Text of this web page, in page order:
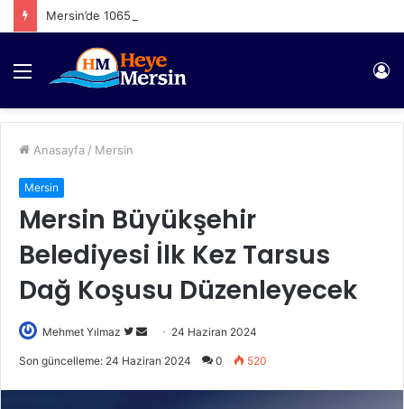
Mersin’de 1065 Şahıs Yakalandı
Menü
Anasayfa / Mersin
Mersin
Mersin Büyükşehir
Belediyesi İlk Kez Tarsus
Dağ Koşusu Düzenleyecek
Mehmet Yılmaz
Twitter'da
Bir
24 Haziran 2024
Son güncelleme: 24 Haziran 2024 0 520